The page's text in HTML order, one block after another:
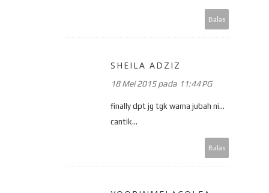
Balas
SHEILA ADZIZ
18 Mei 2015 pada 11:44 PG
finally dpt jg tgk warna jubah ni...
cantik...
Balas